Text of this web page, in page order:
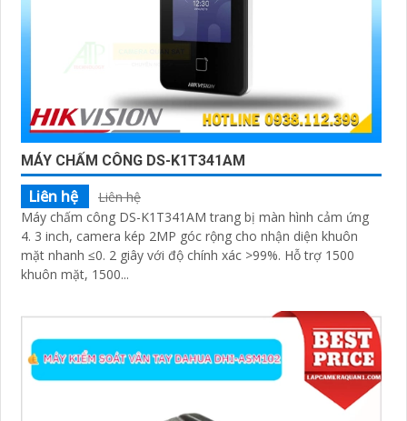
MÁY CHẤM CÔNG DS-K1T341AM
Liên hệ
Liên hệ
Máy chấm công DS-K1T341AM trang bị màn hình cảm ứng
4. 3 inch, camera kép 2MP góc rộng cho nhận diện khuôn
mặt nhanh ≤0. 2 giây với độ chính xác >99%. Hỗ trợ 1500
khuôn mặt, 1500...